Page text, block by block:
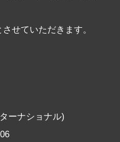
せていただきます。
ーナショナル)